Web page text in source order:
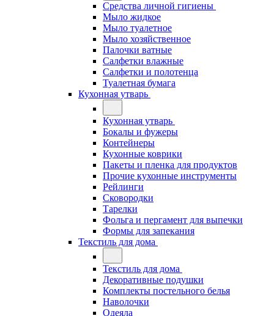
Средства личной гигиены
Мыло жидкое
Мыло туалетное
Мыло хозяйственное
Палочки ватные
Салфетки влажные
Салфетки и полотенца
Туалетная бумага
Кухонная утварь
Кухонная утварь
Бокалы и фужеры
Контейнеры
Кухонные коврики
Пакеты и пленка для продуктов
Прочие кухонные инструменты
Рейлинги
Сковородки
Тарелки
Фольга и пергамент для выпечки
Формы для запекания
Текстиль для дома
Текстиль для дома
Декоративные подушки
Комплекты постельного белья
Наволочки
Одеяла